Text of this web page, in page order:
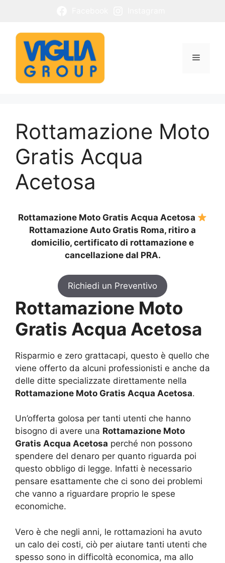
contenuto
Menu
Rottamazione Moto
Gratis Acqua
Acetosa
Rottamazione Moto Gratis Acqua Acetosa
Rottamazione Auto Gratis Roma, ritiro a
domicilio, certificato di rottamazione e
cancellazione dal PRA.
Richiedi un Preventivo
Rottamazione Moto
Gratis Acqua Acetosa
Risparmio e zero grattacapi, questo è quello che
viene offerto da alcuni professionisti e anche da
delle ditte specializzate direttamente nella
Rottamazione Moto Gratis Acqua Acetosa.
Un’offerta golosa per tanti utenti che hanno
bisogno di avere una Rottamazione Moto
Gratis Acqua Acetosa perché non possono
spendere del denaro per quanto riguarda poi
questo obbligo di legge. Infatti è necessario
pensare esattamente che ci sono dei problemi
che vanno a riguardare proprio le spese
economiche.
Vero è che negli anni, le rottamazioni ha avuto
un calo dei costi, ciò per aiutare tanti utenti che
spesso sono in difficoltà economica, ma allo